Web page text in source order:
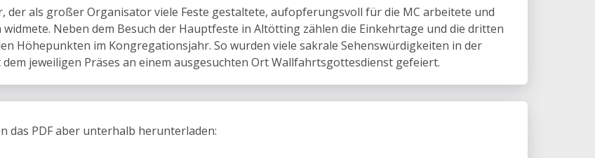
der als großer Organisator viele Feste gestaltete, aufopferungsvoll für die MC arbeitete und
Neben dem Besuch der Hauptfeste in Altötting zählen die Einkehrtage und die dritten
Höhepunkten im Kongregationsjahr. So wurden viele sakrale Sehenswürdigkeiten in der
jeweiligen Präses an einem ausgesuchten Ort Wallfahrtsgottesdienst gefeiert.
das PDF aber unterhalb herunterladen: